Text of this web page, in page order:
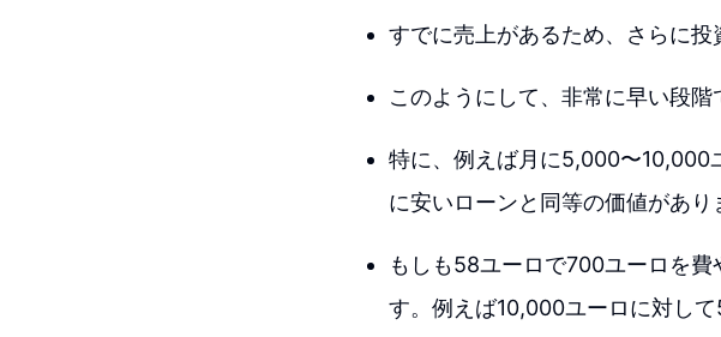
すでに売上があるため、さらに投
このようにして、非常に早い段階
特に、例えば月に5,000〜10,000
に安いローンと同等の価値があり
もしも58ユーロで700ユーロを
す。例えば10,000ユーロに対し